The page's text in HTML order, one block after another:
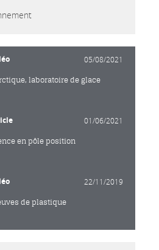
05/08/2021
laboratoire de glace
01/06/2021
en pôle position
22/11/2019
de plastique